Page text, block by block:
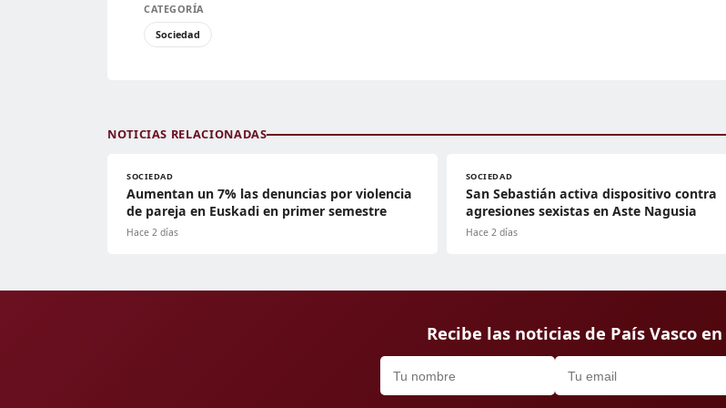
CATEGORÍA
Sociedad
NOTICIAS RELACIONADAS
SOCIEDAD
Aumentan un 7% las denuncias por violencia
de pareja en Euskadi en primer semestre
Hace 2 días
SOCIEDAD
San Sebastián activa dispositivo contra
agresiones sexistas en Aste Nagusia
Hace 2 días
Recibe las noticias de País Vasco